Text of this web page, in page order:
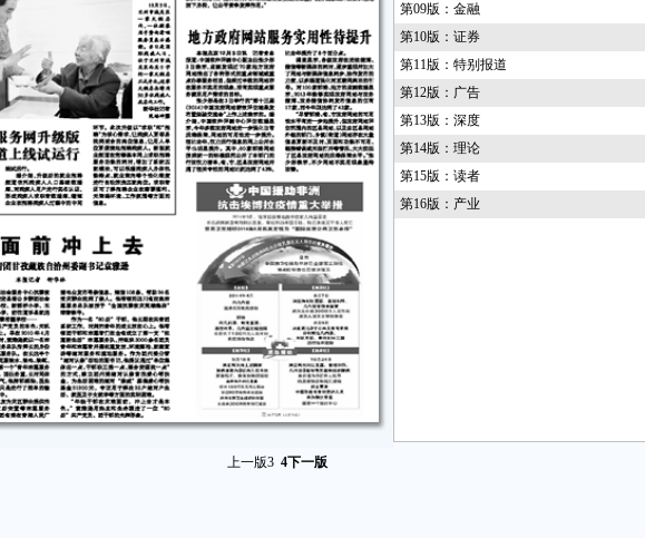
上一版3 4下一版
第09版：金融
第10版：证券
第11版：特别报道
第12版：广告
第13版：深度
第14版：理论
第15版：读者
第16版：产业